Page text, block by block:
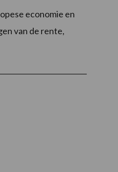
economie en
van de rente,